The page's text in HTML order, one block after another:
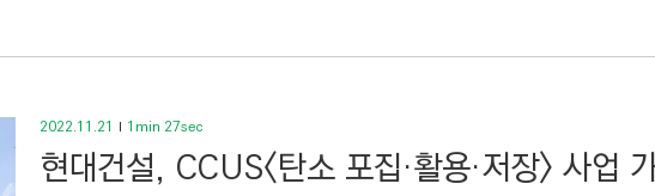
2022.11.21 1min 27sec
현대건설, CCUS<탄소 포집·활용·저장> 사업